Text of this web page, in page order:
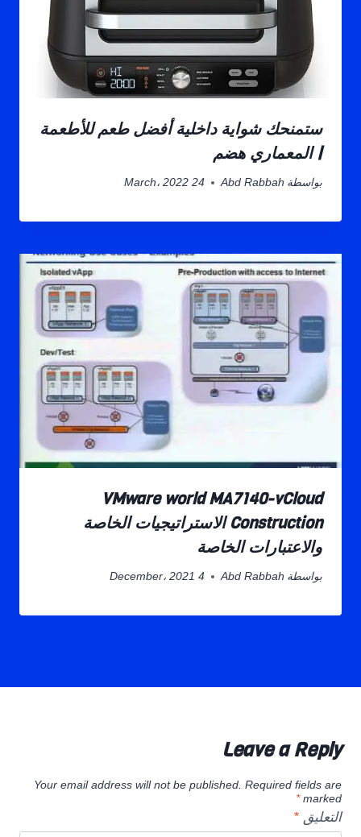
ستمنحك شواية داخلية أفضل طعم للأطعمة
| المعماري هضم
بواسطة Abd Rabbah 24 March، 2022
VMware world MA7140-vCloud
Construction الاستراتيجيات الخاصة
والاعتبارات الخاصة
بواسطة Abd Rabbah 4 December، 2021
Leave a Reply
Your email address will not be published. Required fields are
marked
*
التعليق *